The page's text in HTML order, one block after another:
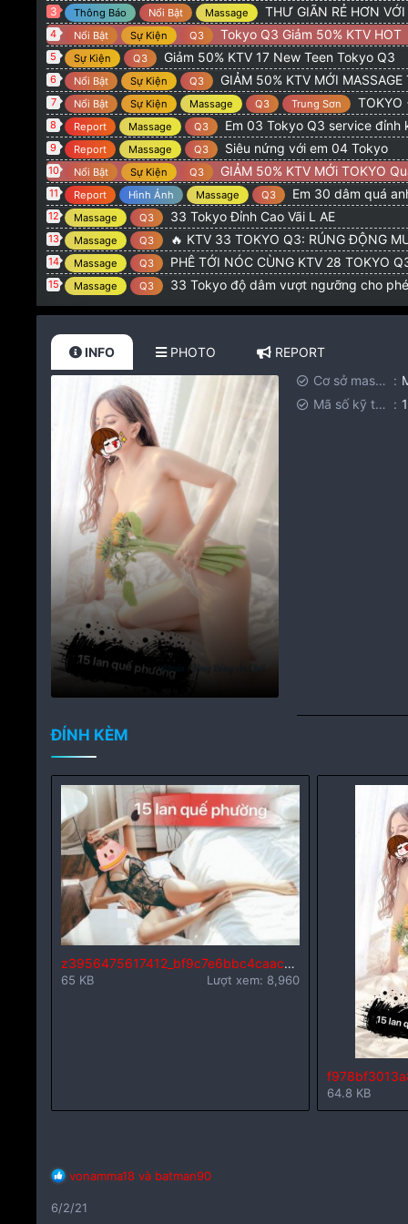
3 Thông Báo Nổi Bật Massage THƯ GIÃN RẺ HƠN
4 Nổi Bật Sự Kiện Q3 Tokyo Q3 Giảm 50% KTV HOT
5 Sự Kiện Q3 Giảm 50% KTV 17 New Teen Tokyo Q3
6 Nổi Bật Sự Kiện Q3 GIẢM 50% KTV MỚI
7 Nổi Bật Sự Kiện Massage Q3 Trung Sơn TOKYO + LQP
8 Report Massage Q3 Em 03 Tokyo Q3 service đỉnh
9 Report Massage Q3 Siêu nứng với em 04 Tokyo
10 Nổi Bật Sự Kiện Q3 GIẢM 50% KTV MỚi TOKYO
11 Report Hình Ảnh Massage Q3 Em 30 dâm quá
12 Massage Q3 33 Tokyo Đỉnh Cao Vãi L AE
13 Massage Q3 🔥 KTV 33 TOKYO Q3: RÚNG ĐỘNG
14 Massage Q3 PHÊ TỚI NÓC CÙNG KTV 28 TOKYO Q3: CƠN
15 Massage Q3 33 Tokyo độ dâm vượt ngưỡng cho
INFO PHOTO
REPORT
Cơ sở massage
Mã số kỹ thuật viên
ĐÍNH KÈM
z3956475617412_bf9c7e6bbc4caac1219774c79edc1452.jpg
65 KB Lượt xem: 8,960
64.8 KB
C
m
vonamma18 và batman90
6/2/21